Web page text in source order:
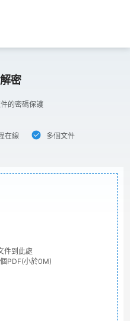
密
的密碼保護
在線 多個文件
件到此處
PDF(小於0M)